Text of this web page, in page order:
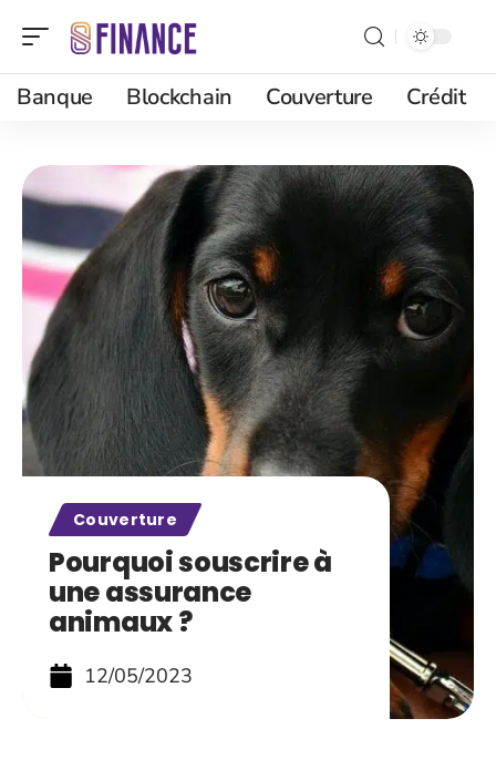
Banque Blockchain Couverture Crédit
Couverture
Pourquoi souscrire à
une assurance
animaux ?
12/05/2023